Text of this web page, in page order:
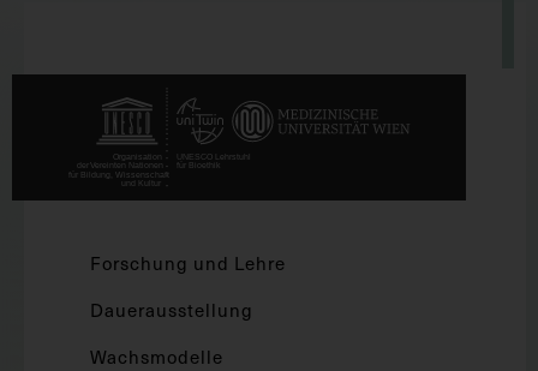
Forschung und Lehre
Dauerausstellung
Wachsmodelle